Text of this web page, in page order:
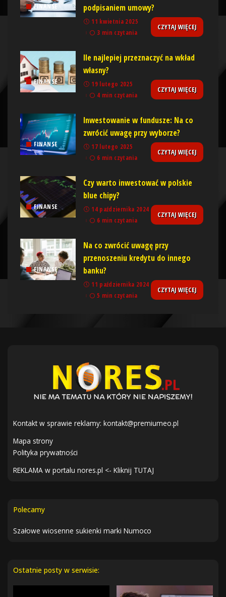
FINANSE
podpisaniem umowy?
11 kwietnia 2025
3 min czytania
CZYTAJ WIĘCEJ
FINANSE
Ile najlepiej przeznaczyć na wkład
własny?
19 lutego 2025
4 min czytania
CZYTAJ WIĘCEJ
FINANSE
Inwestowanie w fundusze: Na co
zwrócić uwagę przy wyborze?
17 lutego 2025
6 min czytania
CZYTAJ WIĘCEJ
FINANSE
Czy warto inwestować w polskie
blue chipy?
14 października 2024
6 min czytania
CZYTAJ WIĘCEJ
FINANSE
Na co zwrócić uwagę przy
przenoszeniu kredytu do innego
banku?
11 października 2024
5 min czytania
CZYTAJ WIĘCEJ
Kontakt w sprawie reklamy: kontakt@premiumeo.pl
Mapa strony
Polityka prywatności
REKLAMA w portalu nores.pl <- Kliknij TUTAJ
Polecamy
Szałowe wiosenne sukienki marki Numoco
Ostatnie posty w serwisie: